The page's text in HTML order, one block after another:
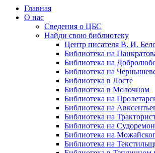
Главная
О нас
Сведения о ЦБС
Найди свою библиотеку
Центр писателя В. И.
Библиотека на
Библиотека на
Библиотека на
Библиотека в Лосте
Библиотека в Молочном
Библиотека на
Библиотека на
Библиотека на
Библиотека на
Библиотека на
Библиотека на